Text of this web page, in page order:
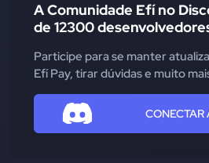
A Comunidade Efí no
de 12300
Participe para se manter
Efí Pay, tirar dúvidas e muito
CONECTAR